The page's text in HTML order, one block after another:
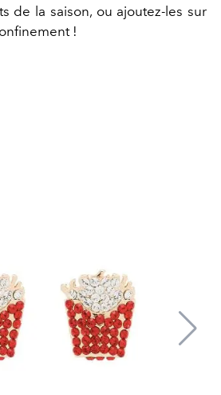
de la saison, ou ajoutez-les sur
!